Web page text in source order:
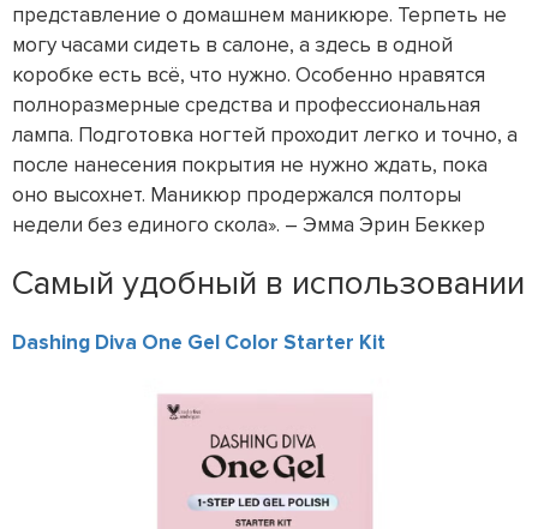
представление о домашнем маникюре. Терпеть не
могу часами сидеть в салоне, а здесь в одной
коробке есть всё, что нужно. Особенно нравятся
полноразмерные средства и профессиональная
лампа. Подготовка ногтей проходит легко и точно, а
после нанесения покрытия не нужно ждать, пока
оно высохнет. Маникюр продержался полторы
недели без единого скола». – Эмма Эрин Беккер
Самый удобный в использовании
Dashing Diva One Gel Color Starter Kit